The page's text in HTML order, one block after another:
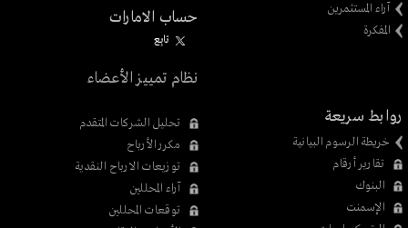
آراء المستثمرين
المفكرة
حساب الامارات
تابِع
نظام تمييز الأعضاء
روابط سريعة
خريطة الرسوم البيانية
تقارير أرقام
البنوك
الإسمنت
تحليل الشركات المتقدم
مكرر الأرباح
توزيعات الارباح النقدية
آراء المحللين
توقعات المحللين